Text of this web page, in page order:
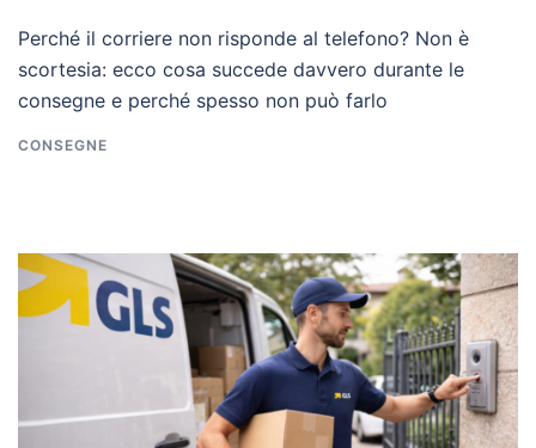
Perché il corriere non risponde al telefono? Non è
scortesia: ecco cosa succede davvero durante le
consegne e perché spesso non può farlo
CONSEGNE